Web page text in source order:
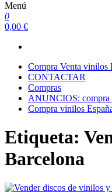
Menú
0
0,00 €
Compra Venta vinilos
CONTACTAR
Compras
ANUNCIOS: compra
Compra vinilos
Etiqueta:
Barcelona